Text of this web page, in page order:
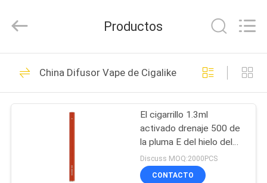
HOGAR
PRODUCTOS
280mAh
Vape
©
All
Palillo disponible de
Vape
80
Productos
China Difusor Vape de Cigalike
El cigarrillo 1.3ml
activado drenaje 500 de
la pluma E del hielo del
mango sopla la batería
280mAh
Discuss MOQ:2000PCS
CONTACTO